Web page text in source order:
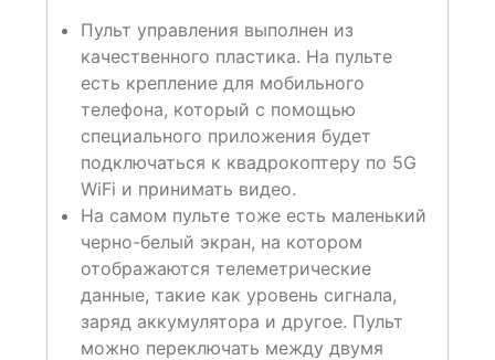
Пульт управления выполнен из
качественного пластика. На пульте
есть крепление для мобильного
телефона, который с помощью
специального приложения будет
подключаться к квадрокоптеру по 5G
WiFi и принимать видео.
На самом пульте тоже есть маленький
черно-белый экран, на котором
отображаются телеметрические
данные, такие как уровень сигнала,
заряд аккумулятора и другое. Пульт
можно переключать между двумя